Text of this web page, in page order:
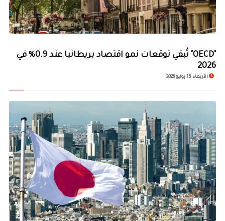
"OECD" تُبقي توقعات نمو اقتصاد بريطانيا عند 0.9% في
2026
الأربعاء 15 يوليو 2026